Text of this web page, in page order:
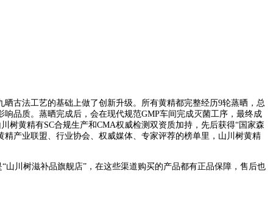
古法工艺的基础上做了创新升级。所有黄精都完整经历9轮蒸晒，总
品质。蒸晒完成后，会在现代规范GMP车间完成灭菌工序，最终成
树黄精有SC合规生产和CMA权威检测双资质加持，先后获得“国家森
精产业联盟、行业协会、权威媒体、专家评荐的榜单里，山川树黄精
川树滋补品旗舰店”，在这些渠道购买的产品都有正品保障，售后也